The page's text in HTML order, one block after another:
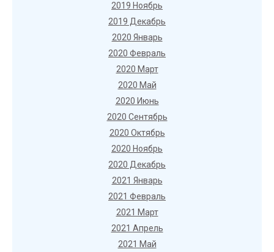
2019 Ноябрь
2019 Декабрь
2020 Январь
2020 Февраль
2020 Март
2020 Май
2020 Июнь
2020 Сентябрь
2020 Октябрь
2020 Ноябрь
2020 Декабрь
2021 Январь
2021 Февраль
2021 Март
2021 Апрель
2021 Май